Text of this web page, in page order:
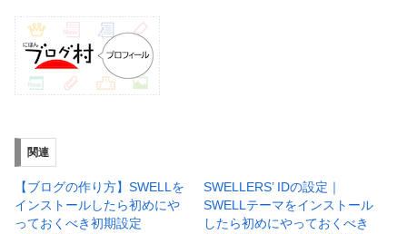
関連
【ブログの作り方】SWELLを
インストールしたら初めにや
っておくべき初期設定
SWELLERS’ IDの設定｜
SWELLテーマをインストール
したら初めにやっておくべき